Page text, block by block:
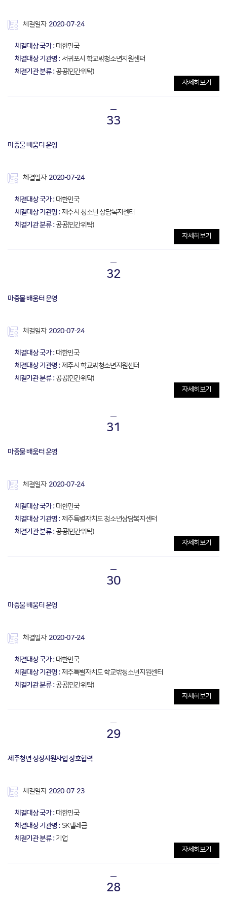
체결대상 국가 : 대한민국
체결대상 기관명 : 서귀포시 학교밖청소년지원센터
체결기관 분류 :공공(민간위탁)
자세히보기
체결일자 2020-07-24
33
마중물 배움터 운영
체결대상 국가 : 대한민국
체결대상 기관명 : 제주시 청소년 상담복지센터
체결기관 분류 :공공(민간위탁)
자세히보기
체결일자 2020-07-24
32
마중물 배움터 운영
체결대상 국가 : 대한민국
체결대상 기관명 : 제주시 학교밖청소년지원센터
체결기관 분류 :공공(민간위탁)
자세히보기
체결일자 2020-07-24
31
마중물 배움터 운영
체결대상 국가 : 대한민국
체결대상 기관명 : 제주특별자치도 청소년상담복지센터
체결기관 분류 :공공(민간위탁)
자세히보기
체결일자 2020-07-24
30
마중물 배움터 운영
체결대상 국가 : 대한민국
체결대상 기관명 : 제주특별자치도 학교밖청소년지원센터
체결기관 분류 :공공(민간위탁)
자세히보기
체결일자 2020-07-24
29
제주청년 성장지원사업 상호협력
체결대상 국가 : 대한민국
체결대상 기관명 : SK텔레콤
체결기관 분류 : 기업
자세히보기
체결일자 2020-07-23
28